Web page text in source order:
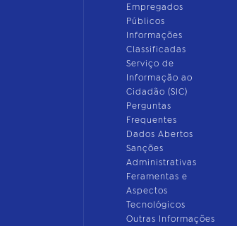
Empregados
Públicos
Informações
Classificadas
Serviço de
Informação ao
Cidadão (SIC)
Perguntas
Frequentes
Dados Abertos
Sanções
Administrativas
Feramentas e
Aspectos
Tecnológicos
Outras Informações